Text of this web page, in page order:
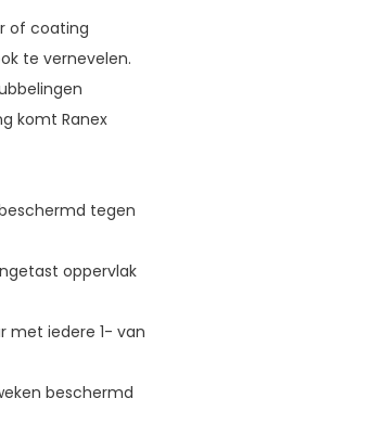
of coating
te vernevelen.
komt Ranex
tegen
oppervlak
met iedere 1- van
beschermd